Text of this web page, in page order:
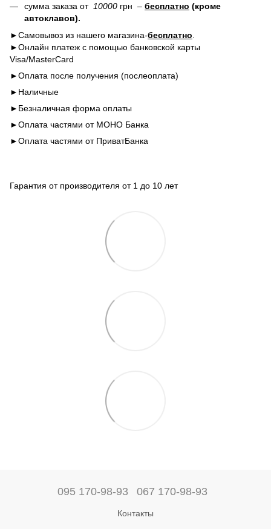
сумма заказа от 10000 грн – бесплатно (кроме
автоклавов).
►Самовывоз из нашего магазина-бесплатно
►Онлайн платеж с помощью банковской карты
Visa/MasterCard
►Оплата после получения (послеоплата)
►Наличные
►Безналичная форма оплаты
►Оплата частями от МОНО Банка
►Оплата частями от ПриватБанка
Гарантия от производителя от 1 до 10 лет
095 170-98-93 067 170-98-93
Контакты